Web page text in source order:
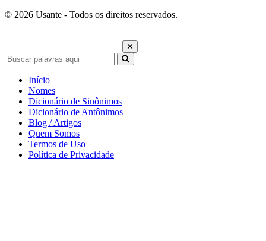
© 2026 Usante - Todos os direitos reservados.
Início
Nomes
Dicionário de Sinônimos
Dicionário de Antônimos
Blog / Artigos
Quem Somos
Termos de Uso
Política de Privacidade